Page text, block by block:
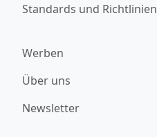
Standards und Richtlinien
Werben
Über uns
Newsletter